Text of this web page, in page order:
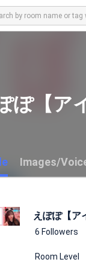
ぽ【ア
Images/
えぽぽ【ア
6 Followers
Room Level